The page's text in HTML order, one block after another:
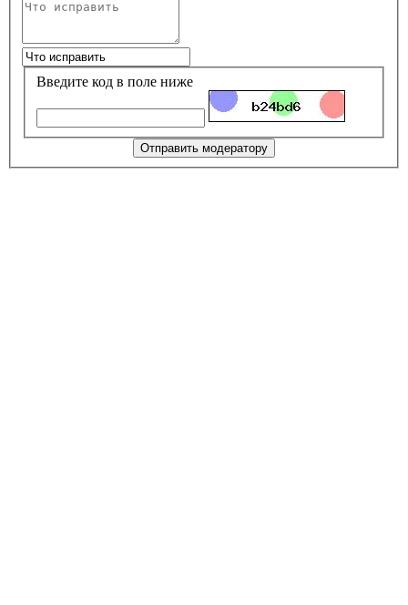
Введите код в поле ниже
Отправить модератору